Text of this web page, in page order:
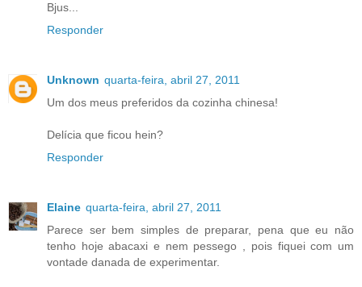
Bjus...
Responder
Unknown quarta-feira, abril 27, 2011
Um dos meus preferidos da cozinha chinesa!
Delícia que ficou hein?
Responder
Elaine quarta-feira, abril 27, 2011
Parece ser bem simples de preparar, pena que eu não
tenho hoje abacaxi e nem pessego , pois fiquei com um
vontade danada de experimentar.